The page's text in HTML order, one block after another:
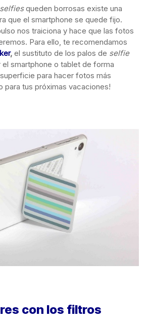
selfiesqueden borrosas existe una
que el smartphone se quede fijo.
nos traiciona y hace que las fotos
Para ello, te recomendamos
, el sustituto de los palos de selfie
smartphone o tablet de forma
para hacer fotos más
para tus próximas vacaciones!
con los filtros